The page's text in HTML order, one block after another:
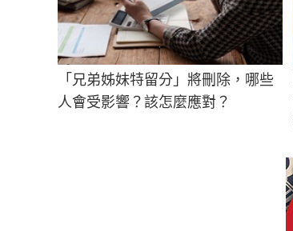
「兄弟姊妹特留分」將刪除，哪些
人會受影響？該怎麼應對？